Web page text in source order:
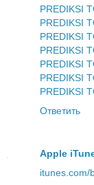
PREDIKSI
PREDIKSI
PREDIKSI
PREDIKSI
PREDIKSI
PREDIKSI
PREDIKSI
Ответить
Apple
itunes.com/